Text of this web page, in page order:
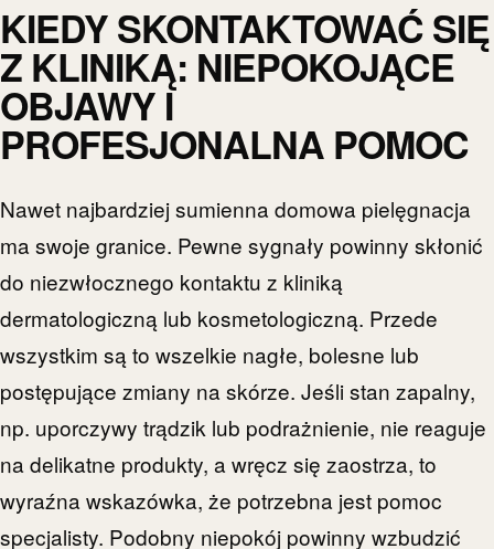
KIEDY SKONTAKTOWAĆ SIĘ
Z KLINIKĄ: NIEPOKOJĄCE
OBJAWY I
PROFESJONALNA POMOC
Nawet najbardziej sumienna domowa pielęgnacja
ma swoje granice. Pewne sygnały powinny skłonić
do niezwłocznego kontaktu z kliniką
dermatologiczną lub kosmetologiczną. Przede
wszystkim są to wszelkie nagłe, bolesne lub
postępujące zmiany na skórze. Jeśli stan zapalny,
np. uporczywy trądzik lub podrażnienie, nie reaguje
na delikatne produkty, a wręcz się zaostrza, to
wyraźna wskazówka, że potrzebna jest pomoc
specjalisty. Podobny niepokój powinny wzbudzić